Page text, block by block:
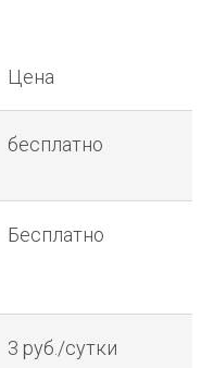
Цена
бесплатно
Бесплатно
3 руб./сутки